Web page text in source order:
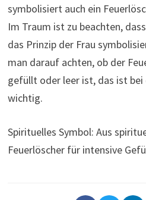
symbolisiert auch ein
Im Traum ist zu beachten,
das Prinzip der Frau
man darauf achten, ob der
gefüllt oder leer ist, das ist
wichtig.
Spirituelles Symbol: Aus
Feuerlöscher für intensive